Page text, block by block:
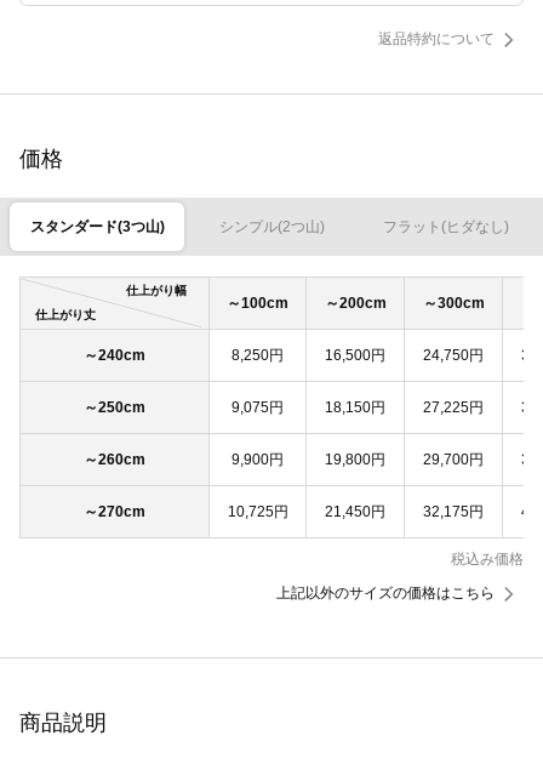
返品特約について
価格
スタンダード(3つ山) シンプル(2つ山) フラット(ヒダなし)
仕上がり幅
仕上がり丈
～100cm ～200cm ～300cm
～240cm 8,250円 16,500円 24,750円
～250cm 9,075円 18,150円 27,225円
～260cm 9,900円 19,800円 29,700円
～270cm 10,725円 21,450円 32,175円
税込み価格
上記以外のサイズの価格はこちら
商品説明